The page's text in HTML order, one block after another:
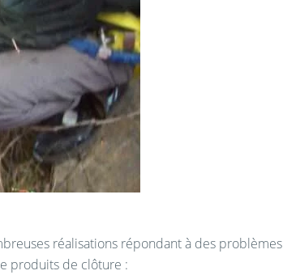
réalisations répondant à des problèmes
produits de clôture :